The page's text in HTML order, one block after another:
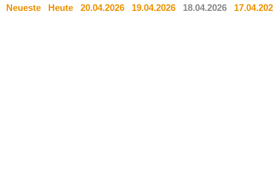
Neueste
Heute 20.04.2026 19.04.2026 18.04.2026